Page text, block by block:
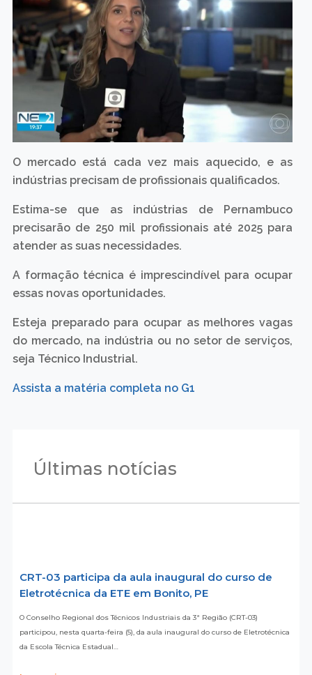
O mercado está cada vez mais aquecido, e as
indústrias precisam de profissionais qualificados.
Estima-se que as indústrias de Pernambuco
precisarão de 250 mil profissionais até 2025 para
atender as suas necessidades.
A formação técnica é imprescindível para ocupar
essas novas oportunidades.
Esteja preparado para ocupar as melhores vagas
do mercado, na indústria ou no setor de serviços,
seja Técnico Industrial.
Assista a matéria completa no G1
Últimas notícias
CRT-03 participa da aula inaugural do curso de
Eletrotécnica da ETE em Bonito, PE
O Conselho Regional dos Técnicos Industriais da 3ª Região (CRT-03)
participou, nesta quarta-feira (5), da aula inaugural do curso de Eletrotécnica
da Escola Técnica Estadual…